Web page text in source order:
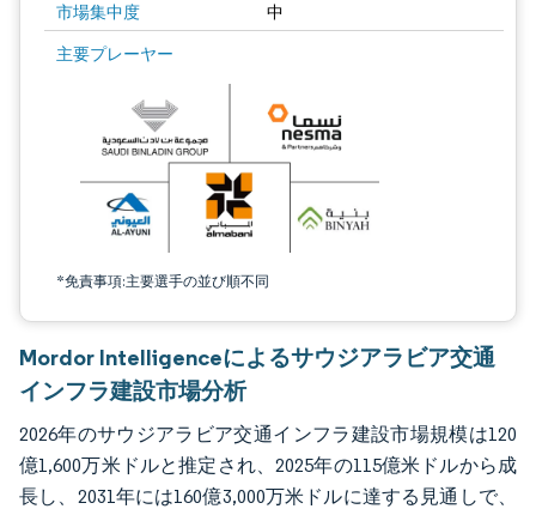
市場集中度 中
主要プレーヤー
*免責事項:主要選手の並び順不同
画像 © Mordor Intelligence。再利用にはCC BY 4.0の表示が必要です。
Mordor Intelligenceによるサウジアラビア交通
インフラ建設市場分析
2026年のサウジアラビア交通インフラ建設市場規模は120
億1,600万米ドルと推定され、2025年の115億米ドルから成
長し、2031年には160億3,000万米ドルに達する見通しで、